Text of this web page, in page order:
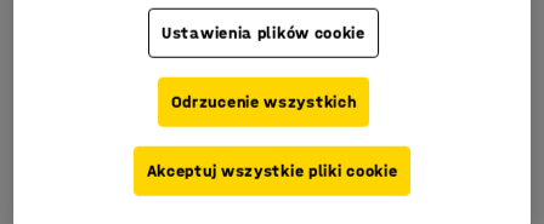
Plastikowy taboret na
kółkach HILLY, wys. 400
254471
KUP
Wózek narzędziowy
RENEW, 1700x650x600
mm
Nr art.:290039
1 999,-
Ustawienia plików cookie
Odrzucenie wszystkich
Akceptuj wszystkie pliki cookie